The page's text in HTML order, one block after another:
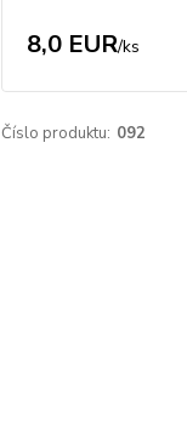
8,0 EUR/ks
Číslo produktu: 092